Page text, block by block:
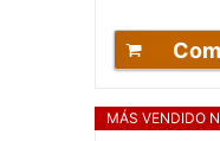
MÁS VENDIDO